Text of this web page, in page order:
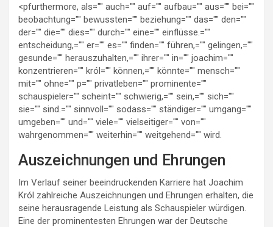
<pfurthermore, als="" auch="" auf="" aufbau="" aus="" bei=""
beobachtung="" bewussten="" beziehung="" das="" den=""
der="" die="" dies="" durch="" eine="" einflüsse.=""
entscheidung,="" er="" es="" finden="" führen,="" gelingen,=""
gesunde="" herauszuhalten,="" ihrer="" in="" joachim=""
konzentrieren="" król="" können,="" könnte="" mensch=""
mit="" ohne="" p="" privatleben="" prominente=""
schauspieler="" scheint="" schwierig,="" sein,="" sich=""
sie="" sind.="" sinnvoll="" sodass="" ständiger="" umgang=""
umgeben="" und="" viele="" vielseitiger="" von=""
wahrgenommen="" weiterhin="" weitgehend="" wird.
Auszeichnungen und Ehrungen
Im Verlauf seiner beeindruckenden Karriere hat Joachim
Król zahlreiche Auszeichnungen und Ehrungen erhalten, die
seine herausragende Leistung als Schauspieler würdigen.
Eine der prominentesten Ehrungen war der Deutsche